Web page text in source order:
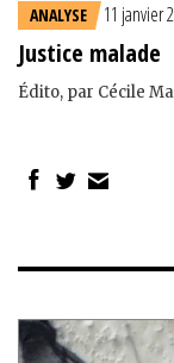
ANALYSE 11 janvier
Justice malade
Édito, par Cécile